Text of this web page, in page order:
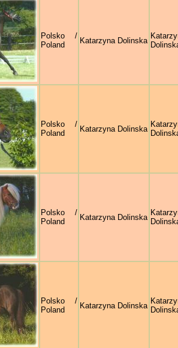
Polsko /
Poland
Katarzyna Dolinska
Polsko /
Poland
Katarzyna Dolinska
Polsko /
Poland
Katarzyna Dolinska
Polsko /
Poland
Katarzyna Dolinska